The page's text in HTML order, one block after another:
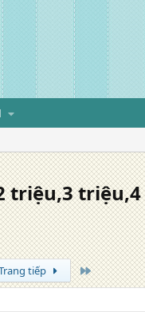
triệu,3
tiếp Trang cuối